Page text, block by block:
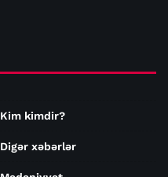
Kim kimdir?
Digər xəbərlər